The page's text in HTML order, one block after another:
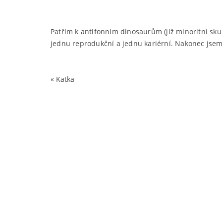
Patřím k antifonním dinosaurům (již minoritní
jednu reprodukční a jednu kariérní. Nakonec
« Katka